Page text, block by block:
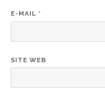
E-MAIL *
SITE WEB